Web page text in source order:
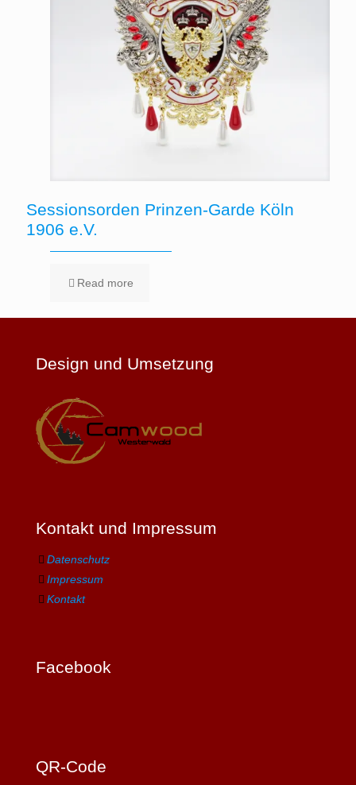
Sessionsorden Prinzen-Garde Köln
1906 e.V.
Read more
Design und Umsetzung
Kontakt und Impressum
Datenschutz
Impressum
Kontakt
Facebook
QR-Code